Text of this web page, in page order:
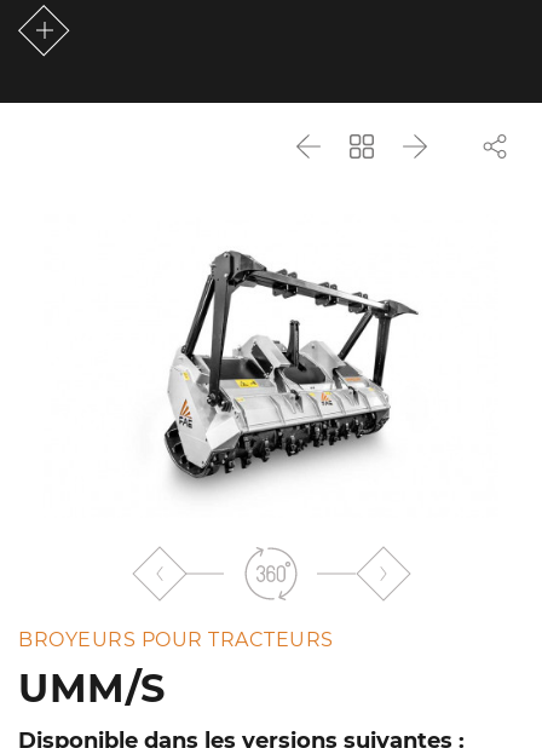
PrécédentRevenirSuivant
BROYEURS POUR TRACTEURS
UMM/S
Disponible dans les versions suivantes :